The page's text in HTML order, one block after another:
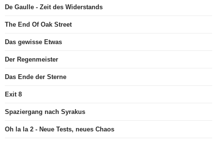
De Gaulle - Zeit des Widerstands
The End Of Oak Street
Das gewisse Etwas
Der Regenmeister
Das Ende der Sterne
Exit 8
Spaziergang nach Syrakus
Oh la la 2 - Neue Tests, neues Chaos